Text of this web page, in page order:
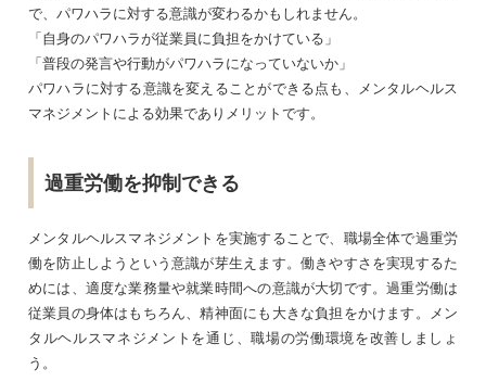
で、パワハラに対する意識が変わるかもしれません。
「自身のパワハラが従業員に負担をかけている」
「普段の発言や行動がパワハラになっていないか」
パワハラに対する意識を変えることができる点も、メンタルヘルス
マネジメントによる効果でありメリットです。
過重労働を抑制できる
メンタルヘルスマネジメントを実施することで、職場全体で過重労
働を防止しようという意識が芽生えます。働きやすさを実現するた
めには、適度な業務量や就業時間への意識が大切です。過重労働は
従業員の身体はもちろん、精神面にも大きな負担をかけます。メン
タルヘルスマネジメントを通じ、職場の労働環境を改善しましょ
う。